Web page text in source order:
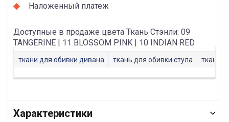
Наложенный платеж
Доступные в продаже цвета Ткань Стэнли: 09
TANGERINE | 11 BLOSSOM PINK | 10 INDIAN RED
ткани для обивки дивана ткань для обивки стула ткани
Характеристики